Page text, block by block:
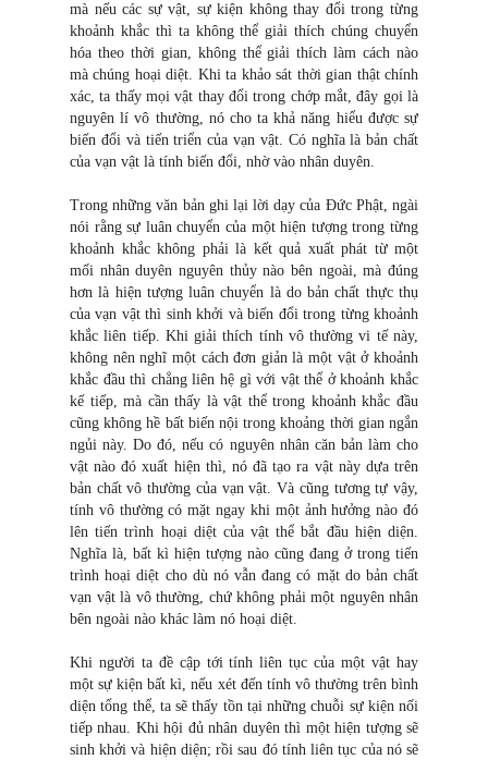
mà nếu các sự vật, sự kiện không thay đổi trong từng
khoảnh khắc thì ta không thể giải thích chúng chuyển
hóa theo thời gian, không thể giải thích làm cách nào
mà chúng hoại diệt. Khi ta khảo sát thời gian thật chính
xác, ta thấy mọi vật thay đổi trong chớp mắt, đây gọi là
nguyên lí vô thường, nó cho ta khả năng hiểu được sự
biến đổi và tiến triển của vạn vật. Có nghĩa là bản chất
của vạn vật là tính biến đổi, nhờ vào nhân duyên.
Trong những văn bản ghi lại lời dạy của Đức Phật, ngài
nói rằng sự luân chuyển của một hiện tượng trong từng
khoảnh khắc không phải là kết quả xuất phát từ một
mối nhân duyên nguyên thủy nào bên ngoài, mà đúng
hơn là hiện tượng luân chuyển là do bản chất thực thụ
của vạn vật thì sinh khởi và biến đổi trong từng khoảnh
khắc liên tiếp. Khi giải thích tính vô thường vi tế này,
không nên nghĩ một cách đơn giản là một vật ở khoảnh
khắc đầu thì chẳng liên hệ gì với vật thể ở khoảnh khắc
kế tiếp, mà cần thấy là vật thể trong khoảnh khắc đầu
cũng không hề bất biến nội trong khoảng thời gian ngắn
ngủi này. Do đó, nếu có nguyên nhân căn bản làm cho
vật nào đó xuất hiện thì, nó đã tạo ra vật này dựa trên
bản chất vô thường của vạn vật. Và cũng tương tự vậy,
tính vô thường có mặt ngay khi một ảnh hưởng nào đó
lên tiến trình hoại diệt của vật thể bắt đầu hiện diện.
Nghĩa là, bất kì hiện tượng nào cũng đang ở trong tiến
trình hoại diệt cho dù nó vẫn đang có mặt do bản chất
vạn vật là vô thường, chứ không phải một nguyên nhân
bên ngoài nào khác làm nó hoại diệt.
Khi người ta đề cập tới tính liên tục của một vật hay
một sự kiện bất kì, nếu xét đến tính vô thường trên bình
diện tổng thể, ta sẽ thấy tồn tại những chuỗi sự kiện nối
tiếp nhau. Khi hội đủ nhân duyên thì một hiện tượng sẽ
sinh khởi và hiện diện; rồi sau đó tính liên tục của nó sẽ